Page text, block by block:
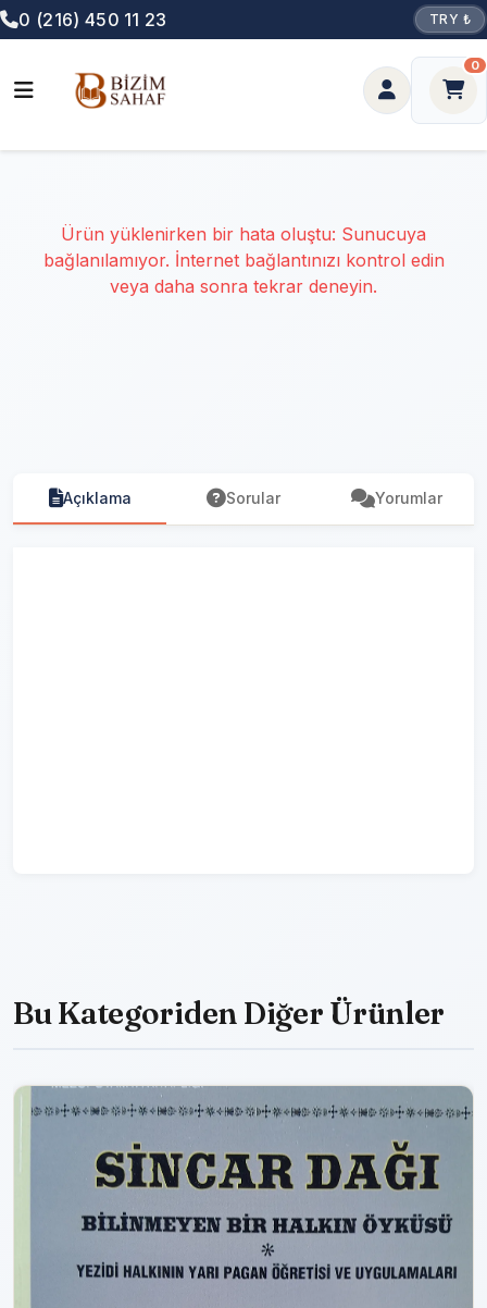
0 (216) 450 11 23 TRY ₺
0
Ürün yüklenirken bir hata oluştu: Sunucuya
bağlanılamıyor. İnternet bağlantınızı kontrol edin
veya daha sonra tekrar deneyin.
Açıklama Sorular Yorumlar
Bu Kategoriden Diğer Ürünler